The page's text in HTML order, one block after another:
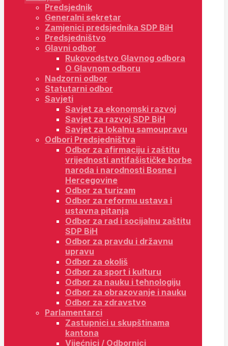
Predsjednik
Generalni sekretar
Zamjenici predsjednika SDP BiH
Predsjedništvo
Glavni odbor
Rukovodstvo Glavnog odbora
O Glavnom odboru
Nadzorni odbor
Statutarni odbor
Savjeti
Savjet za ekonomski razvoj
Savjet za razvoj SDP BiH
Savjet za lokalnu samoupravu
Odbori Predsjedništva
Odbor za afirmaciju i zaštitu
vrijednosti antifašističke borbe
naroda i narodnosti Bosne i
Hercegovine
Odbor za turizam
Odbor za reformu ustava i
ustavna pitanja
Odbor za rad i socijalnu zaštitu
SDP BiH
Odbor za pravdu i državnu
upravu
Odbor za okoliš
Odbor za sport i kulturu
Odbor za nauku i tehnologiju
Odbor za obrazovanje i nauku
Odbor za zdravstvo
Parlamentarci
Zastupnici u skupštinama
kantona
Vijećnici / Odbornici